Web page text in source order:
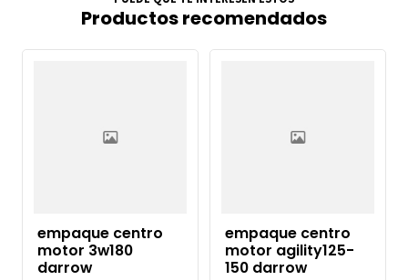
Productos recomendados
empaque centro
motor 3w180
darrow
empaque centro
motor agility125-
150 darrow